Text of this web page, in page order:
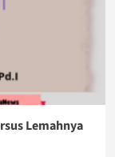
Lemahnya